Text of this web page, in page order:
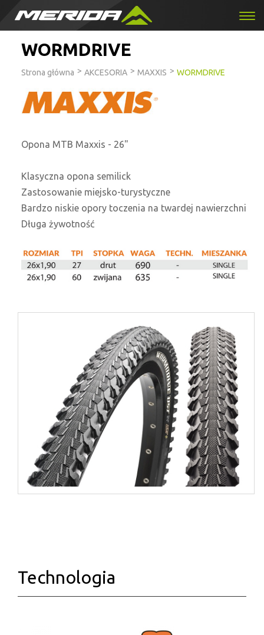
WORMDRIVE
Strona główna > AKCESORIA > MAXXIS > WORMDRIVE
Opona MTB Maxxis - 26"
Klasyczna opona semilick
Zastosowanie miejsko-turystyczne
Bardzo niskie opory toczenia na twardej nawierzchni
Długa żywotność
Technologia